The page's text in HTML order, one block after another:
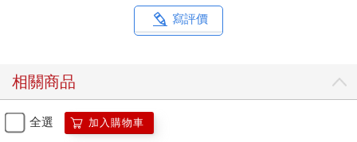
寫評價
相關商品
全選 加入購物車